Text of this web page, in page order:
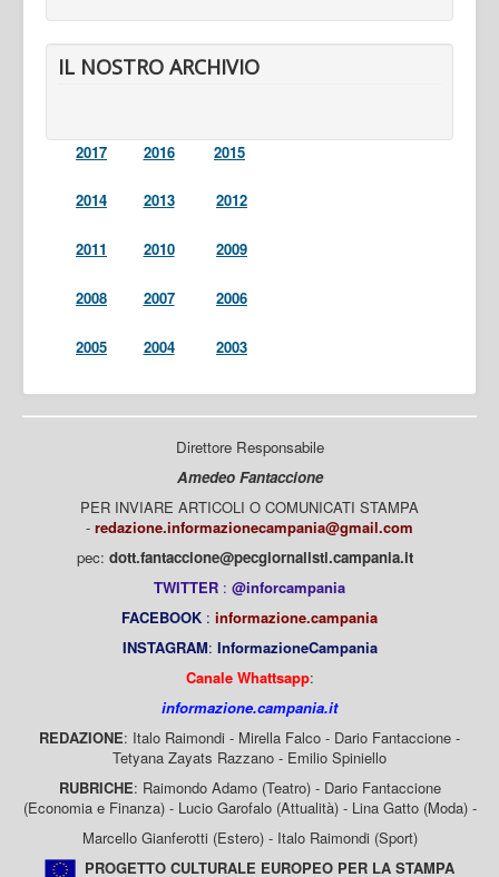
IL NOSTRO ARCHIVIO
2017 2016 2015
2014 2013 2012
2011 2010 2009
2008 2007 2006
2005 2004 2003
Direttore Responsabile
Amedeo Fantaccione
PER INVIARE ARTICOLI O COMUNICATI STAMPA
- redazione.informazionecampania@gmail.com
pec: dott.fantaccione@pecgiornalisti.campania.it
TWITTER : @inforcampania
FACEBOOK : informazione.campania
INSTAGRAM: InformazioneCampania
Canale Whattsapp:
informazione.campania.it
REDAZIONE: Italo Raimondi - Mirella Falco - Dario Fantaccione -
Tetyana Zayats Razzano - Emilio Spiniello
RUBRICHE: Raimondo Adamo (Teatro) - Dario Fantaccione
(Economia e Finanza) - Lucio Garofalo (Attualità) - Lina Gatto (Moda) -
Marcello Gianferotti (Estero) - Italo Raimondi (Sport)
PROGETTO CULTURALE EUROPEO PER LA STAMPA